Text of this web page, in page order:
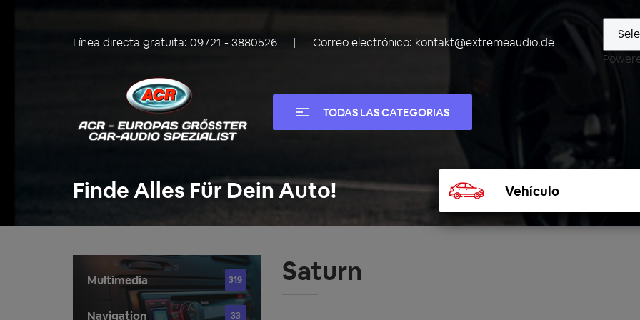
Línea directa gratuita: 09721 - 3880526 Correo electrónico: kontakt@extremeaudio.de
TODAS LAS CATEGORIAS
Finde Alles Für Dein Auto!
vehículo
Multimedia 319
Navigation 33
Saturn